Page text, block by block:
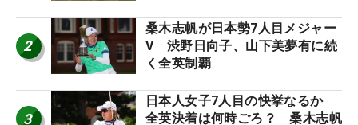
2
桑木志帆が日本勢7人目メジャー
V 渋野日向子、山下美夢有に続
く全英制覇
3
日本人女子7人目の快挙なるか
全英決着は何時ごろ？ 桑木志帆